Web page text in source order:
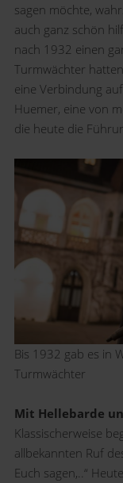
sagen möchte,
auch ganz schön
nach 1932 einen
Turmwächter
eine Verbindung
Huemer, eine von
die heute die
Bis 1932 gab es in
Turmwächter
Mit Hellebarde
Klassischerweise
allbekannten Ruf
Euch sagen,..“